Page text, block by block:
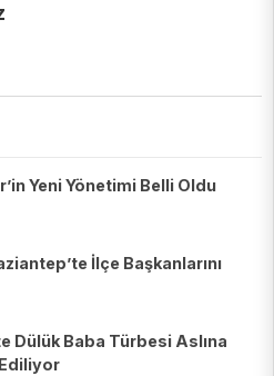
Yeni Yönetimi Belli Oldu
İlçe Başkanlarını
Dülük Baba Türbesi Aslına